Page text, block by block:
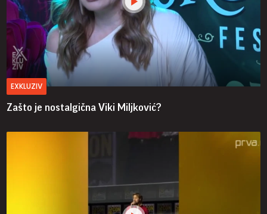
EXKLUZIV
Zašto je nostalgična Viki Miljković?